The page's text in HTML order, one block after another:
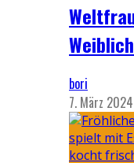
bori
7. März 2024